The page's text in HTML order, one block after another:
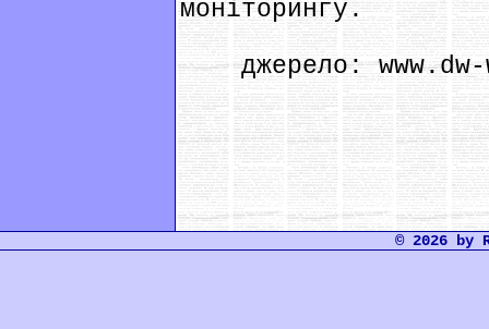
моніторингу.
джерело: www.dw-
© 2026 by